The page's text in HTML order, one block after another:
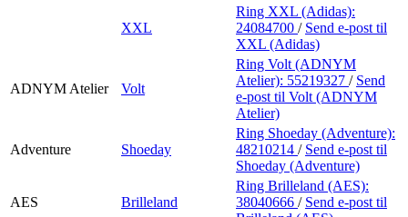
XXL
Ring XXL (Adidas):
24084700 / Send e-post til
XXL (Adidas)
ADNYM Atelier Volt
Ring Volt (ADNYM
Atelier): 55219327 / Send
e-post til Volt (ADNYM
Atelier)
Adventure Shoeday
Ring Shoeday (Adventure):
48210214 / Send e-post til
Shoeday (Adventure)
AES Brilleland
Ring Brilleland (AES):
38040666 / Send e-post til